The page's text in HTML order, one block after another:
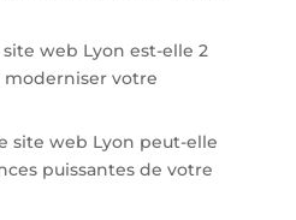
web Lyon est-elle 2
moderniser votre
site web Lyon peut-elle
puissantes de votre